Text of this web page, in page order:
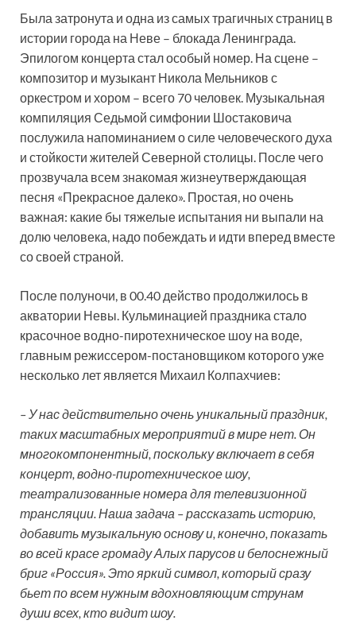
Была затронута и одна из самых трагичных страниц в
истории города на Неве – блокада Ленинграда.
Эпилогом концерта стал особый номер. На сцене –
композитор и музыкант Никола Мельников с
оркестром и хором – всего 70 человек. Музыкальная
компиляция Седьмой симфонии Шостаковича
послужила напоминанием о силе человеческого духа
и стойкости жителей Северной столицы. После чего
прозвучала всем знакомая жизнеутверждающая
песня «Прекрасное далеко». Простая, но очень
важная: какие бы тяжелые испытания ни выпали на
долю человека, надо побеждать и идти вперед вместе
со своей страной.
После полуночи, в 00.40 действо продолжилось в
акватории Невы. Кульминацией праздника стало
красочное водно-пиротехническое шоу на воде,
главным режиссером-постановщиком которого уже
несколько лет является Михаил Колпахчиев:
– У нас действительно очень уникальный праздник,
таких масштабных мероприятий в мире нет. Он
многокомпонентный, поскольку включает в себя
концерт, водно-пиротехническое шоу,
театрализованные номера для телевизионной
трансляции. Наша задача – рассказать историю,
добавить музыкальную основу и, конечно, показать
во всей красе громаду Алых парусов и белоснежный
бриг «Россия». Это яркий символ, который сразу
бьет по всем нужным вдохновляющим струнам
души всех, кто видит шоу.